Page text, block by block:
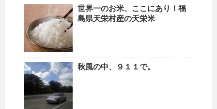
世界一のお米、ここにあり！福
島県天栄村産の天栄米
秋風の中、９１１で。